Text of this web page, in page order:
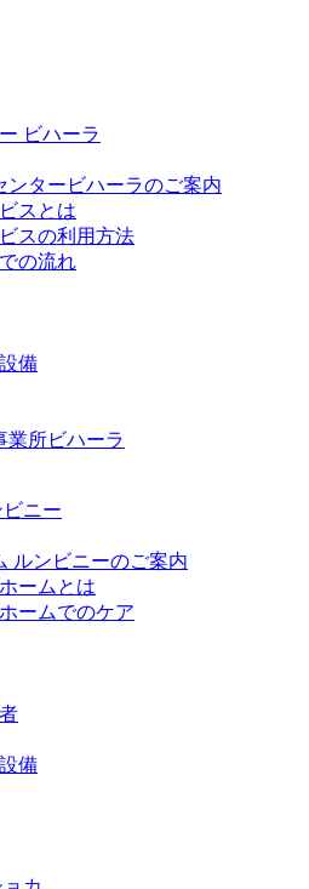
ビハーラ
ンタービハーラのご案内
スとは
スの利用方法
の流れ
備
業所ビハーラ
ニー
ルンビニーのご案内
ームとは
ームでのケア
備